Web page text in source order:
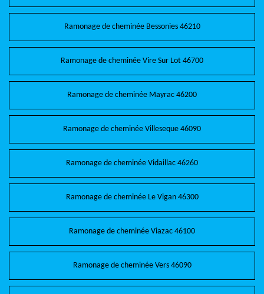
Ramonage de cheminée Bessonies 46210
Ramonage de cheminée Vire Sur Lot 46700
Ramonage de cheminée Mayrac 46200
Ramonage de cheminée Villeseque 46090
Ramonage de cheminée Vidaillac 46260
Ramonage de cheminée Le Vigan 46300
Ramonage de cheminée Viazac 46100
Ramonage de cheminée Vers 46090